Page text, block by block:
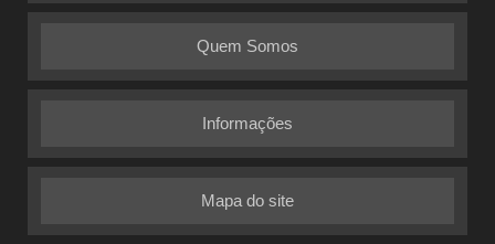
Quem Somos
Informações
Mapa do site